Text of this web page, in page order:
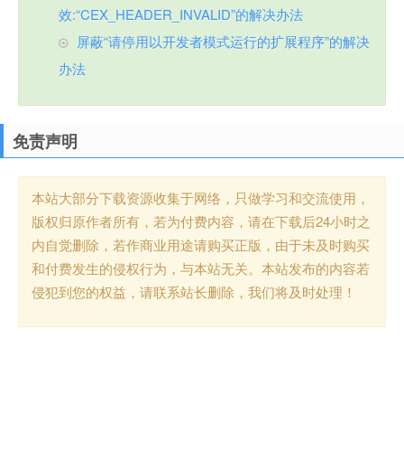
效:“CEX_HEADER_INVALID”的解决办法
屏蔽“请停用以开发者模式运行的扩展程序”的解决
办法
免责声明
本站大部分下载资源收集于网络，只做学习和交流使用，
版权归原作者所有，若为付费内容，请在下载后24小时之
内自觉删除，若作商业用途请购买正版，由于未及时购买
和付费发生的侵权行为，与本站无关。本站发布的内容若
侵犯到您的权益，请联系站长删除，我们将及时处理！